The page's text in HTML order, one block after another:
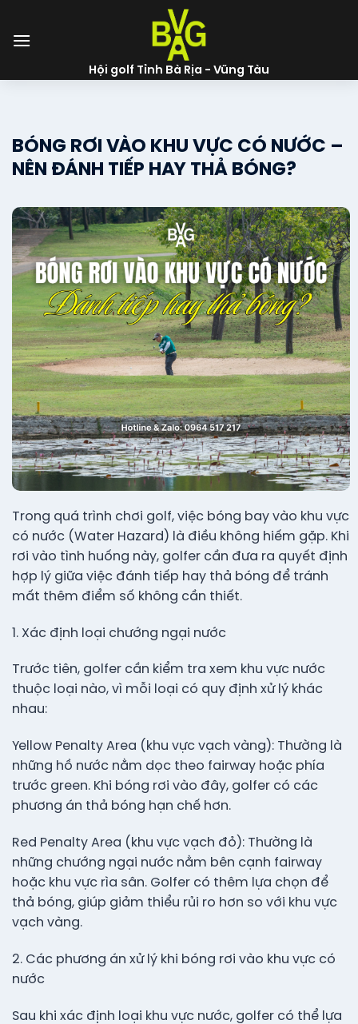
content
Hội golf Tỉnh Bà Rịa - Vũng Tàu
BÓNG RƠI VÀO KHU VỰC CÓ NƯỚC –
NÊN ĐÁNH TIẾP HAY THẢ BÓNG?
Trong quá trình chơi golf, việc bóng bay vào khu vực
có nước (Water Hazard) là điều không hiếm gặp. Khi
rơi vào tình huống này, golfer cần đưa ra quyết định
hợp lý giữa việc đánh tiếp hay thả bóng để tránh
mất thêm điểm số không cần thiết.
1. Xác định loại chướng ngại nước
Trước tiên, golfer cần kiểm tra xem khu vực nước
thuộc loại nào, vì mỗi loại có quy định xử lý khác
nhau:
Yellow Penalty Area (khu vực vạch vàng): Thường là
những hồ nước nằm dọc theo fairway hoặc phía
trước green. Khi bóng rơi vào đây, golfer có các
phương án thả bóng hạn chế hơn.
Red Penalty Area (khu vực vạch đỏ): Thường là
những chướng ngại nước nằm bên cạnh fairway
hoặc khu vực rìa sân. Golfer có thêm lựa chọn để
thả bóng, giúp giảm thiểu rủi ro hơn so với khu vực
vạch vàng.
2. Các phương án xử lý khi bóng rơi vào khu vực có
nước
Sau khi xác định loại khu vực nước, golfer có thể lựa